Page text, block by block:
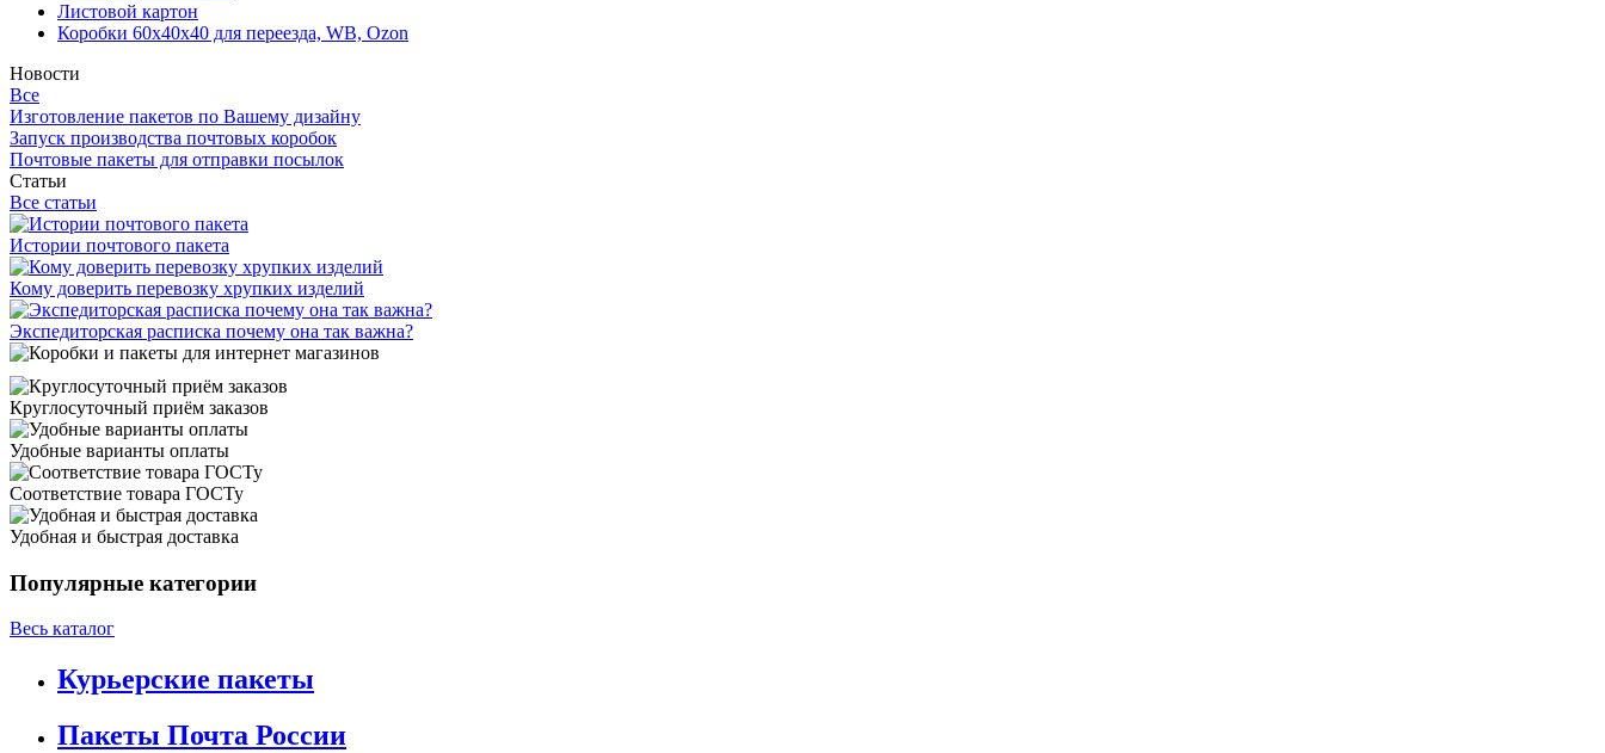
Листовой картон
Коробки 60х40х40 для переезда, WB, Ozon
Новости
Все
Изготовление пакетов по Вашему дизайну
Запуск производства почтовых коробок
Почтовые пакеты для отправки посылок
Статьи
Все статьи
Истории почтового пакета
Кому доверить перевозку хрупких изделий
Экспедиторская расписка почему она так важна?
Круглосуточный приём заказов
Удобные варианты оплаты
Соответствие товара ГОСТу
Удобная и быстрая доставка
Популярные категории
Весь каталог
Курьерские пакеты
Пакеты Почта России